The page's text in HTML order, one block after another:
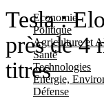
Economie
Politique
Agriculture et
Santé
Technologies
Energie,
Défense
Tesla :
près de 4
titres